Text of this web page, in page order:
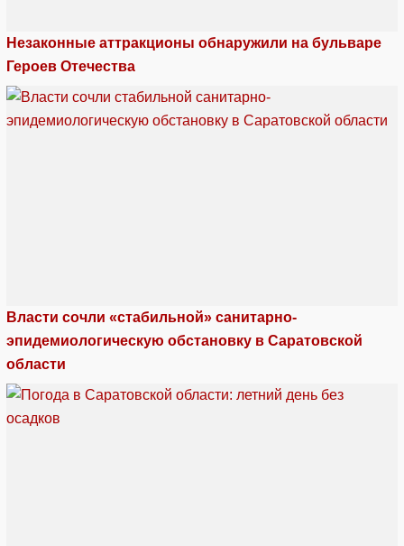
Незаконные аттракционы обнаружили на бульваре
Героев Отечества
Власти сочли «стабильной» санитарно-
эпидемиологическую обстановку в Саратовской
области